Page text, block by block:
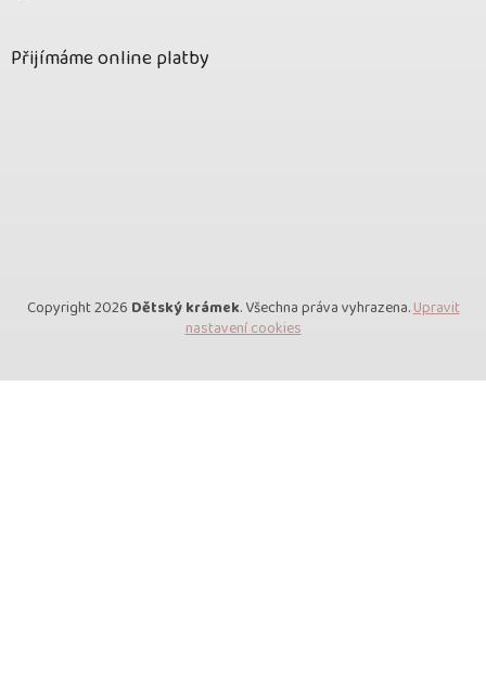
Přijímáme online platby
Copyright 2026 Dětský krámek. Všechna práva vyhrazena.Upravit
nastavení cookies